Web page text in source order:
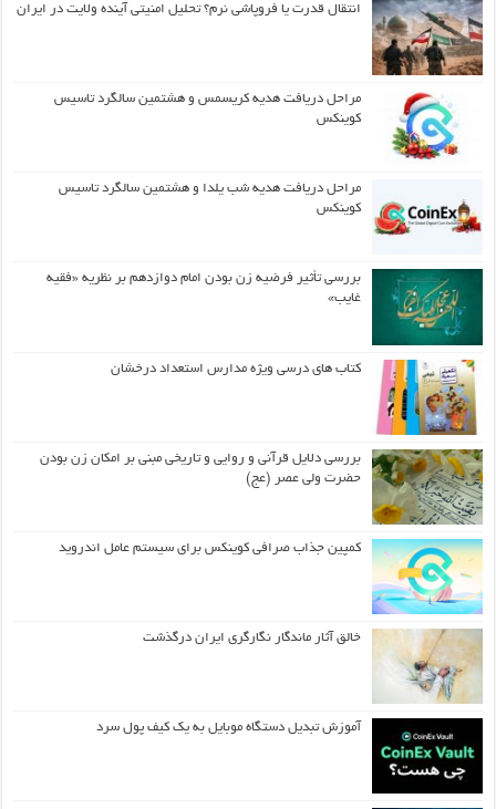
انتقال قدرت یا فروپاشی نرم؟ تحلیل امنیتی آینده ولایت در ایران
مراحل دریافت هدیه کریسمس و هشتمین سالگرد تاسیس
کوینکس
مراحل دریافت هدیه شب یلدا و هشتمین سالگرد تاسیس
کوینکس
بررسی تأثیر فرضیه زن بودن امام دوازدهم بر نظریه «فقیه
غایب»
کتاب های درسی ویژه مدارس استعداد درخشان
بررسی دلایل قرآنی و روایی و تاریخی مبنی بر امکان زن بودن
حضرت ولی عصر (عج)
کمپین جذاب صرافی کوینکس برای سیستم عامل اندروید
خالق آثار ماندگار نگارگری ایران درگذشت
آموزش تبدیل دستگاه موبایل به یک کیف‌ پول سرد